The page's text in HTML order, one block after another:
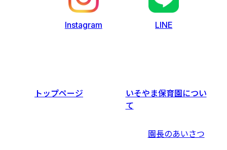
Instagram LINE
トップページ
いそやま保育園につい
て
園長のあいさつ